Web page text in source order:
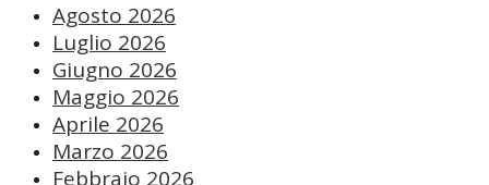
Agosto 2026
Luglio 2026
Giugno 2026
Maggio 2026
Aprile 2026
Marzo 2026
Febbraio 2026